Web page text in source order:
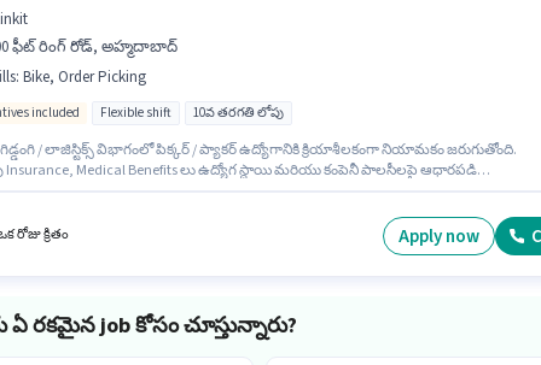
ఫీట్ రింగ్ రోడ్, అహ్మదాబాద్
: Bike, Order Picking
included Flexible shift 10వ తరగతి లోపు
గిడ్డంగి / లాజిస్టిక్స్ విభాగంలో పిక్కర్ / ప్యాకర్ ఉద్యోగానికి క్రియాశీలకంగా నియామకం జరుగుతోంది.
Insurance, Medical Benefits లు ఉద్యోగ స్థాయి మరియు కంపెనీ పాలసీలపై ఆధారపడి
ఉండటం ముఖ్యం.
రోజు క్రితం Apply now
ఏ రకమైన job కోసం చూస్తున్నారు?